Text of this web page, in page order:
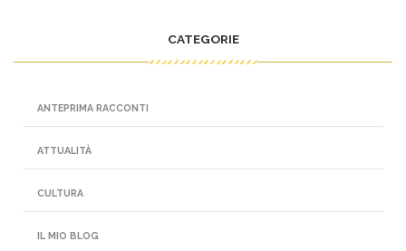
CATEGORIE
ANTEPRIMA RACCONTI
ATTUALITÀ
CULTURA
IL MIO BLOG